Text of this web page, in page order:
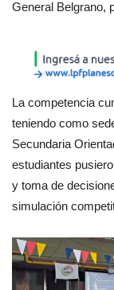
General Belgrano,
La competencia
teniendo como
Secundaria
estudiantes
y toma de
simulación